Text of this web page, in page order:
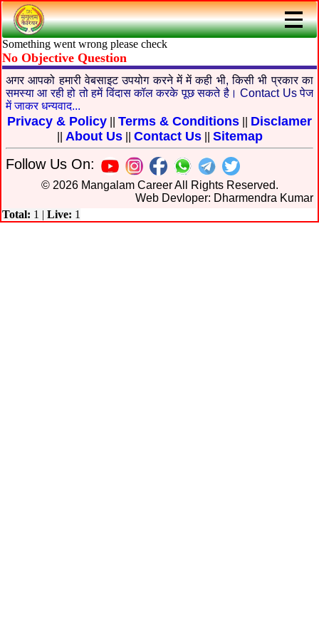
Something went wrong please check
No Objective Question
अगर आपको हमारी वेबसाइट उपयोग करने में में कही भी, किसी भी प्रकार का
समस्या आ रही हो तो हमें विंदास कॉल करके पूछ सकते है। Contact Us पेज
में जाकर धन्यवाद...
Privacy & Policy Terms & Conditions Disclamer
About Us|| Contact Us|| Sitemap
Follow Us On:
© 2026 Mangalam Career All Rights Reserved.
Web Devloper: Dharmendra Kumar
Total: 1 | Live: 1